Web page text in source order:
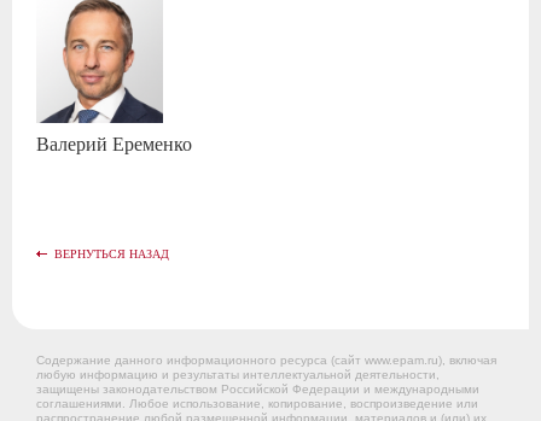
Валерий Еременко
ВЕРНУТЬСЯ НАЗАД
Содержание данного информационного ресурса (сайт www.epam.ru), включая
любую информацию и результаты интеллектуальной деятельности,
защищены законодательством Российской Федерации и международными
соглашениями. Любое использование, копирование, воспроизведение или
распространение любой размещенной информации, материалов и (или) их